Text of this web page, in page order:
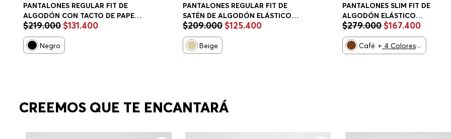
PANTALONES REGULAR FIT DE
ALGODÓN CON TACTO DE PAPEL
PANTALONES CASUALES REGULAR
FIT HOMBRE
$219.000 $131.400
Negro
PANTALONES REGULAR FIT DE
SATÉN DE ALGODÓN ELÁSTICO
PANTALONES CASUALES REGULAR
FIT HOMBRE
$209.000 $125.400
Beige
PANTALONES SLIM FIT DE
ALGODÓN ELÁSTICO
PANTALONES CASUALES SLIM
HOMBRE
$279.000 $167.400
Café + 4 Colores
CREEMOS QUE TE ENCANTARÁ